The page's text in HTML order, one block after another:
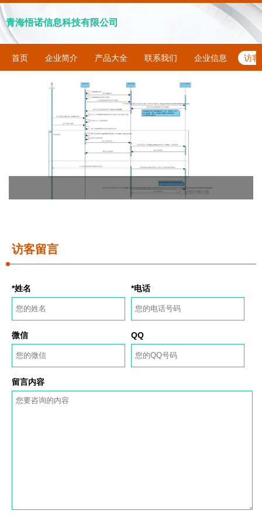
青海悟诺信息科技有限公司
首页 企业简介 产品大全 联系我们 企业信息 访客
访客留言
*姓名 *电话
微信 QQ
留言内容